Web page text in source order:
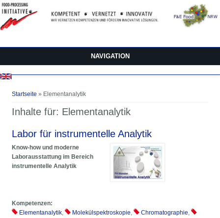
Direkt zum Inhalt
NAVIGATION
Startseite » Elementanalytik
Inhalte für: Elementanalytik
Labor für instrumentelle Analytik
Know-how und moderne
Laborausstattung im Bereich
instrumentelle Analytik
Kompetenzen:
Elementanalytik, Molekülspektroskopie, Chromatographie,